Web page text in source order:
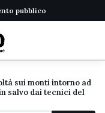
pubblico
sui monti intorno ad
salvo dai tecnici del